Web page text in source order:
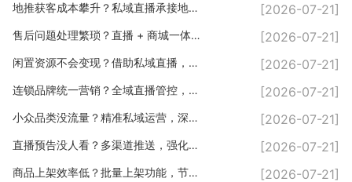
地推获客成本攀升？私域直播承接地推流量，长效变现 [2026-07-21]
售后问题处理繁琐？直播 + 商城一体化，售后流程简化 [2026-07-21]
闲置资源不会变现？借助私域直播，盘活自身人脉流量 [2026-07-21]
连锁品牌统一营销？全域直播管控，品牌形象一体化 [2026-07-21]
小众品类没流量？精准私域运营，深耕垂直客户 [2026-07-21]
直播预告没人看？多渠道推送，强化私域曝光 [2026-07-21]
商品上架效率低？批量上架功能，节省直播筹备时间 [2026-07-21]